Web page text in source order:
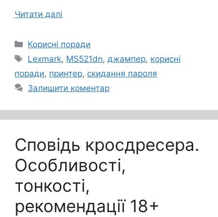
Читати далі
Категорії
Корисні поради
Позначки
Lexmark, MS521dn,джампер, корисні
поради, принтер, скидання пароля
Залишити коментар
Сповідь кросдресера.
Особливості,
тонкості,
рекомендації 18+